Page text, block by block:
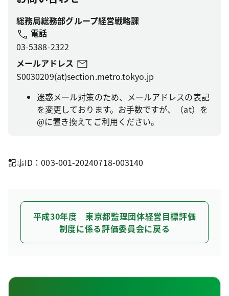
総務局総務部グループ経営戦略課
電話
03-5388-2322
メールアドレス
S0030209(at)section.metro.tokyo.jp
迷惑メール対策のため、メールアドレスの表記
を変更しております。お手数ですが、（at）を
@に置き換えてご利用ください。
記事ID：003-001-20240718-003140
平成30年度 東京都監理団体経営目標評価
制度に係る評価委員会に戻る